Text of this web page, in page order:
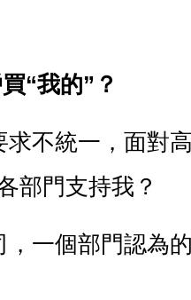
“我的”？
求不統一，面對
部門支持我？
，一個部門認為